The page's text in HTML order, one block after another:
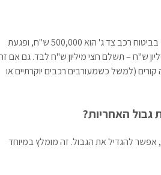
למשל, אם גבול האחריות שלך בביטוח רכב צד ג' הוא 500,000 ש"ח, ופגעת
ש"ח – תשלם חצי מיליון ש"ח לבד. גם אם זה
(למשל כשמעורבים רכבים יוקרתיים או
האחריות?
להגדיל את הגבול. זה מומלץ במיוחד